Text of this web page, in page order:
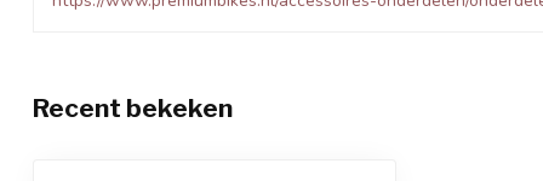
Recent bekeken